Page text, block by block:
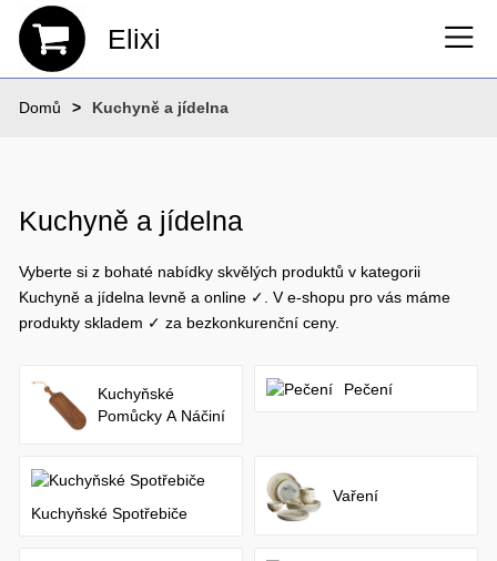
Elixi
Domů Kuchyně a jídelna
Kuchyně a jídelna
Vyberte si z bohaté nabídky skvělých produktů v kategorii
Kuchyně a jídelna levně a online ✓. V e-shopu pro vás máme
produkty skladem ✓ za bezkonkurenční ceny.
Kuchyňské
Pomůcky A Náčiní
Pečení
Kuchyňské Spotřebiče
Vaření